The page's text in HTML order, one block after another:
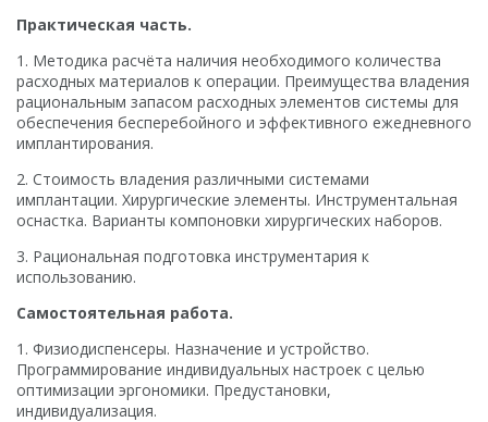
Практическая часть.
1. Методика расчёта наличия необходимого количества
расходных материалов к операции. Преимущества владения
рациональным запасом расходных элементов системы для
обеспечения бесперебойного и эффективного ежедневного
имплантирования.
2. Стоимость владения различными системами
имплантации. Хирургические элементы. Инструментальная
оснастка. Варианты компоновки хирургических наборов.
3. Рациональная подготовка инструментария к
использованию.
Самостоятельная работа.
1. Физиодиспенсеры. Назначение и устройство.
Программирование индивидуальных настроек с целью
оптимизации эргономики. Предустановки,
индивидуализация.